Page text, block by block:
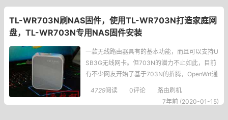
TL-WR703N刷NAS固件，使用TL-WR703N打造家庭网
盘，TL-WR703N专用NAS固件安装
一款无线路由器具有的基本功能，而且可以支持U
SB3G无线网卡。但703N的潜力不止如此，目前
有不少网友开始了基于703N的折腾，OpenWrt通
用固件已经不是啥新鲜事了，OpenWrt论坛有一
位强人s7mx1，在论坛中放出了基于703N实现伪
4729阅读 0评论
路由刷机
7年前 (2020-01-15)